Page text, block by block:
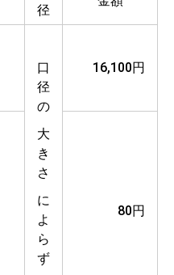
径
口
径
の
大
き
さ
に
よ
ら
ず
16,100円
80円